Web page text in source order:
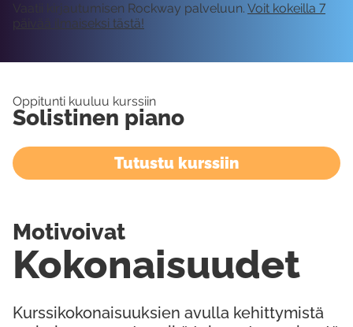
Vaatii kirjautumisen Rockway palveluun. Voit kokeilla 7
päivää ilmaiseksi tästä!
Oppitunti kuuluu kurssiin
Solistinen piano
Tutustu kurssiin
Kurssikokonaisuuksien avulla kehittymistä
Kokonaisuudet
Motivoivat